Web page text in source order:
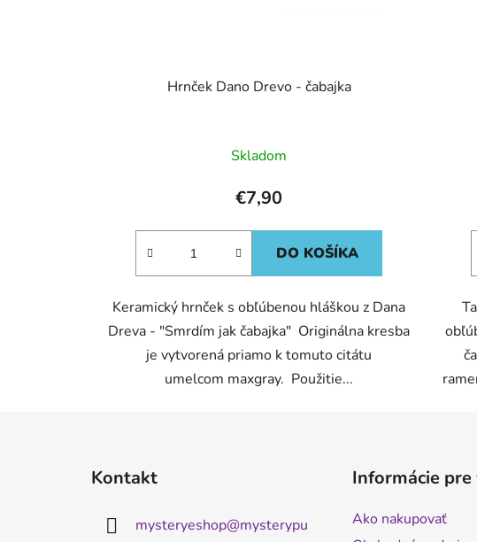
Hrnček Dano Drevo - čabajka
Skladom
€7,90
DO KOŠÍKA
Keramický hrnček s obľúbenou hláškou z Dana
Dreva - "Smrdím jak čabajka" Originálna kresba
je vytvorená priamo k tomuto citátu
umelcom maxgray. Použitie...
Kontakt
mysteryeshop@mysterypu
Informácie pre
Ako nakupovať